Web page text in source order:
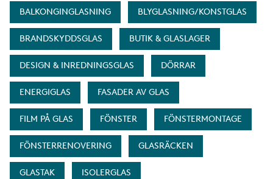
BALKONGINGLASNING BLYGLASNING/KONSTGLAS
BRANDSKYDDSGLAS BUTIK & GLASLAGER
DESIGN & INREDNINGSGLAS DÖRRAR
ENERGIGLAS FASADER AV GLAS
FILM PÅ GLAS FÖNSTER FÖNSTERMONTAGE
FÖNSTERRENOVERING GLASRÄCKEN
GLASTAK ISOLERGLAS